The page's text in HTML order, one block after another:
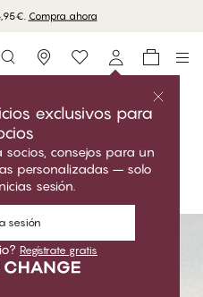
superiores a 70 EUR
Storefinder
exclusivos para
socios, consejos para un
personalizadas – solo
sesión.
sesión
Regístrate gratis
Ajuste perfecto.
colección